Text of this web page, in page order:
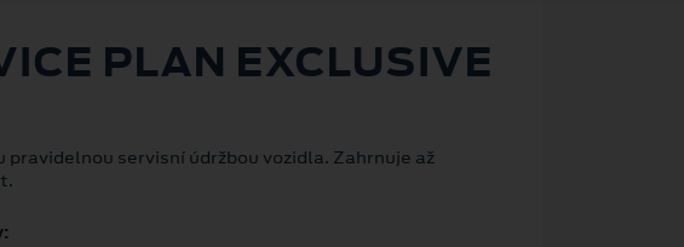
PLAN EXCLUSIVE
servisní údržbou vozidla. Zahrnuje až